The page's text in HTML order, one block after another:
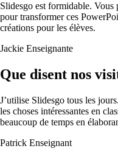
Slidesgo est formidable. Vous
pour transformer ces
créations pour les élèves.
Jackie Enseignante
Que disent nos
J’utilise Slidesgo tous les
les choses intéressantes en
beaucoup de temps en
Patrick Enseignant